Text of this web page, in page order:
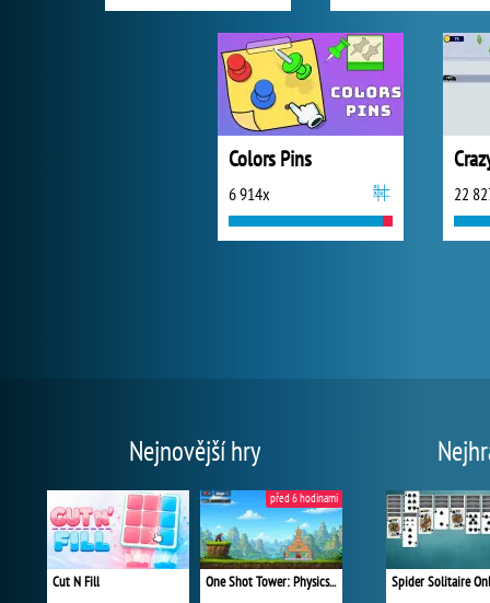
Colors Pins
6 914x 22
Nejnovější hry
Cut N Fill One Shot Tower: Physics Destroyer
před 6 hodinami
Spider Solitaire